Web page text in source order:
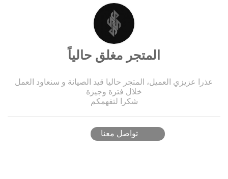
المتجر مغلق حالياً
عذرا عزيزي العميل، المتجر حاليا قيد الصيانة و سنعاود العمل
خلال فترة وجيزة
شكرا لتفهمكم
تواصل معنا